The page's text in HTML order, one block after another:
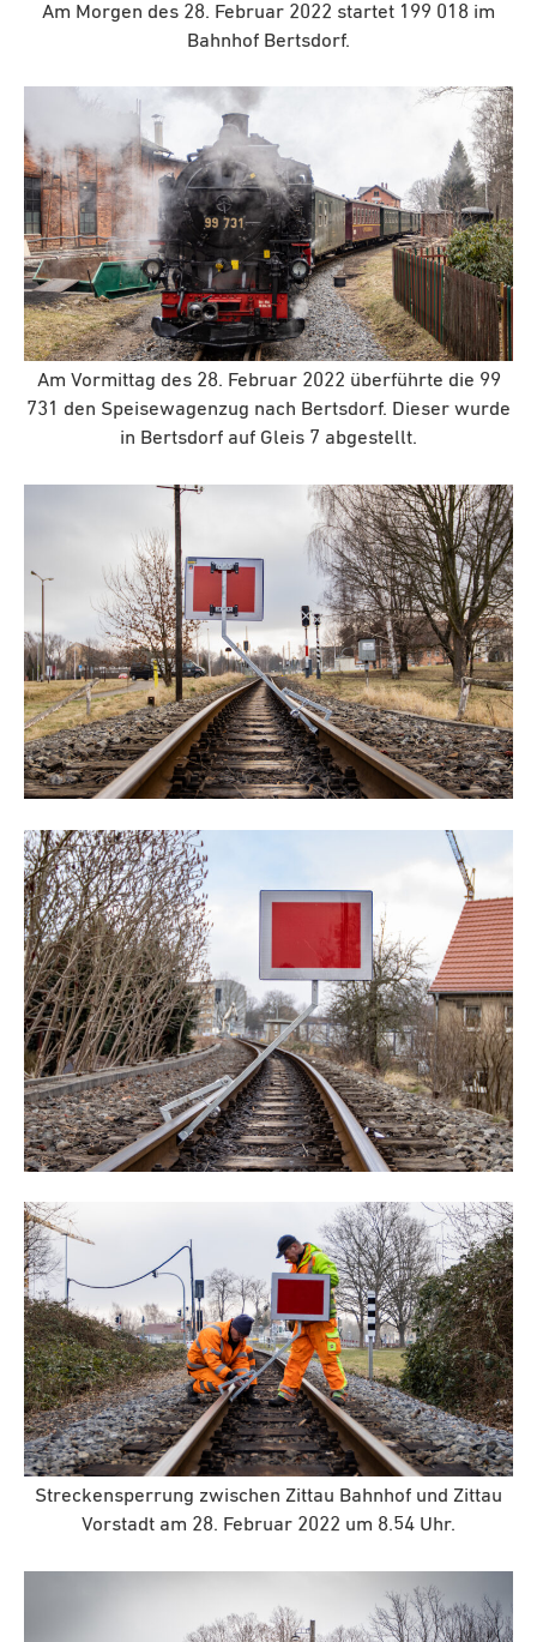
Am Morgen des 28. Februar 2022 startet 199 018 im
Bahnhof Bertsdorf.
Am Vormittag des 28. Februar 2022 überführte die 99
731 den Speisewagenzug nach Bertsdorf. Dieser wurde
in Bertsdorf auf Gleis 7 abgestellt.
Streckensperrung zwischen Zittau Bahnhof und Zittau
Vorstadt am 28. Februar 2022 um 8.54 Uhr.